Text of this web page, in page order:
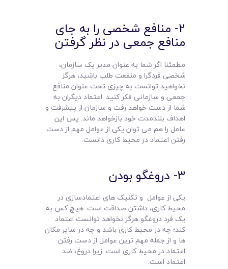
2- منافع شخصی را به جای
منافع جمعی در نظر گرفتن
مطمئنا اگر شما به عنوان مدیر یک سازمان،
شخصی فردگرا و منفعت طلب باشید، هرگز
نخواهید توانست به چیزی تحت عنوان منافع
جمعی و سازمانی فکر کنید. اعتماد دیگران به
شما از دست خواهد رفت و سازمان از پیشرفت و
اهداف بلندمدت خود بازخواهد ماند. پس این
عامل را هم می توان یکی از عوامل مهم از دست
رفتن اعتماد در محیط کاری دانست.
3- دروغگو بودن
یکی از عوامل و تکنیک های اعتمادسازی در
محیط کاری، داشتن صداقت است. هیچ کس به
یک فرد دروغگو هرگز نخواهد توانست اعتماد
کند؛ چه در محیط کاری باشد و چه در سایر مکان
ها و از جمله مهم ترین عوامل از دست رفتن
اعتماد در محیط کاری است. زیرا دروغ، ضد
اعتماد است.